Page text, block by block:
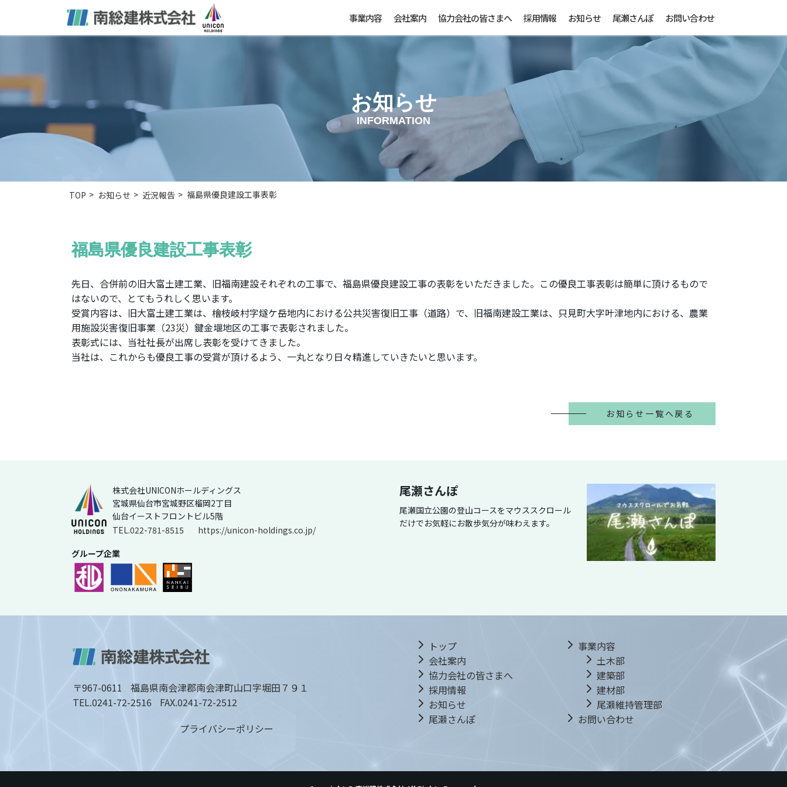
事業内容 会社案内 協力会社の皆さまへ 採用情報 お知らせ 尾瀬さんぽ お問い合わせ
お知らせ
INFORMATION
TOP お知らせ 近況報告 福島県優良建設工事表彰
福島県優良建設工事表彰
先日、合併前の旧大富土建工業、旧福南建設それぞれの工事で、福島県優良建設工事の表彰をいただきました。この優良工事表彰は簡単に頂けるもので
はないので、とてもうれしく思います。
受賞内容は、旧大富土建工業は、檜枝岐村字燧ケ岳地内における公共災害復旧工事（道路）で、旧福南建設工業は、只見町大字叶津地内における、農業
用施設災害復旧事業（23災）鍵金堰地区の工事で表彰されました。
表彰式には、当社社長が出席し表彰を受けてきました。
当社は、これからも優良工事の受賞が頂けるよう、一丸となり日々精進していきたいと思います。
お知らせ一覧へ戻る
株式会社UNICONホールディングス
宮城県仙台市宮城野区榴岡2丁目
仙台イーストフロントビル5階
TEL.022-781-8515
https://unicon-holdings.co.jp/
グループ企業
尾瀬さんぽ
尾瀬国立公園の登山コースをマウススクロール
だけでお気軽にお散歩気分が味わえます。
〒967-0611
福島県南会津郡南会津町山口字堀田７９１
TEL.0241-72-2516 FAX.0241-72-2512
プライバシーポリシー
トップ
会社案内
協力会社の皆さまへ
採用情報
お知らせ
尾瀬さんぽ
事業内容
土木部
建築部
建材部
尾瀬維持管理部
お問い合わせ